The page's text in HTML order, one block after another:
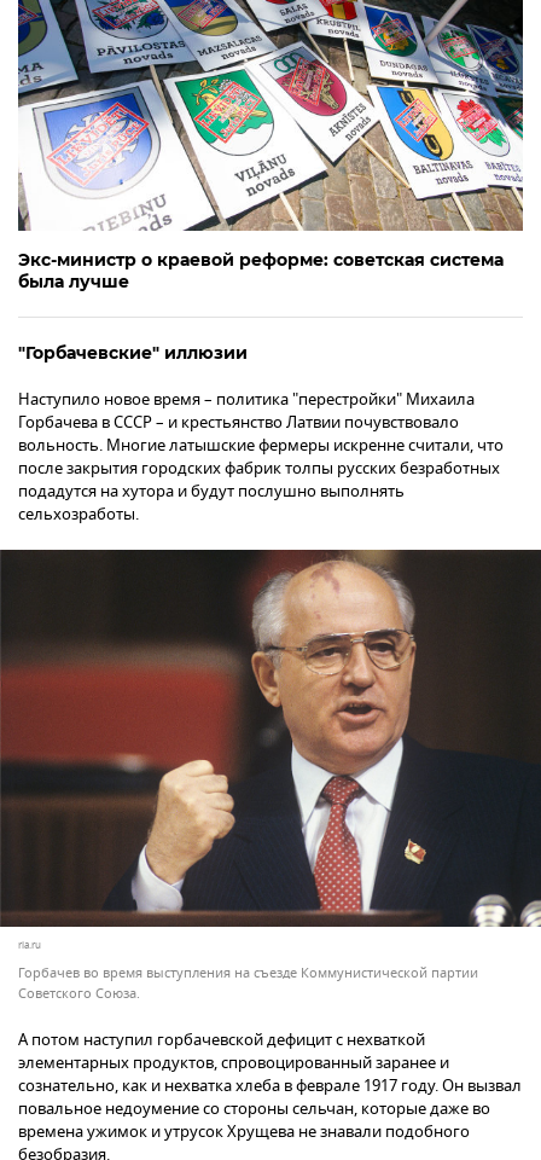
Экс-министр о краевой реформе: советская система
была лучше
"Горбачевские" иллюзии
Наступило новое время – политика "перестройки" Михаила
Горбачева в СССР – и крестьянство Латвии почувствовало
вольность. Многие латышские фермеры искренне считали, что
после закрытия городских фабрик толпы русских безработных
подадутся на хутора и будут послушно выполнять
сельхозработы.
ria.ru
Горбачев во время выступления на съезде Коммунистической партии
Советского Союза.
А потом наступил горбачевской дефицит с нехваткой
элементарных продуктов, спровоцированный заранее и
сознательно, как и нехватка хлеба в феврале 1917 году. Он вызвал
повальное недоумение со стороны сельчан, которые даже во
времена ужимок и утрусок Хрущева не знавали подобного
безобразия.